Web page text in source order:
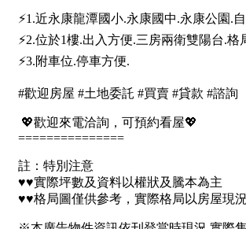
屋齡
不拘
5 年以下
5-10 年
20-30 年
40 年以上